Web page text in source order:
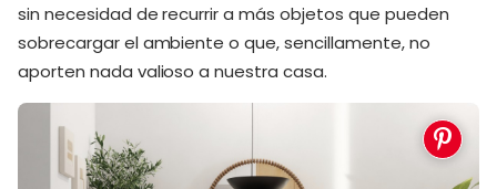
sin necesidad de recurrir a más objetos que pueden
sobrecargar el ambiente o que, sencillamente, no
aporten nada valioso a nuestra casa.